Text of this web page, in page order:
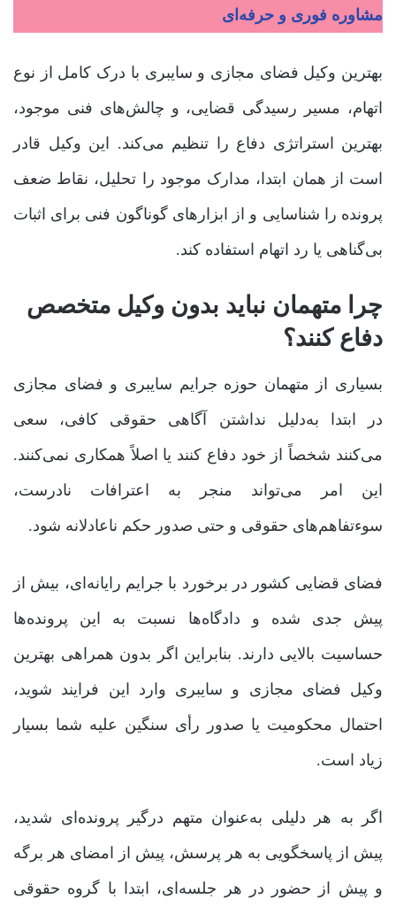
مشاوره فوری و حرفه‌ای
بهترین وکیل فضای مجازی و سایبری با درک کامل از نوع
اتهام، مسیر رسیدگی قضایی، و چالش‌های فنی موجود،
بهترین استراتژی دفاع را تنظیم می‌کند. این وکیل قادر
است از همان ابتدا، مدارک موجود را تحلیل، نقاط ضعف
پرونده را شناسایی و از ابزارهای گوناگون فنی برای اثبات
بی‌گناهی یا رد اتهام استفاده کند.
چرا متهمان نباید بدون وکیل متخصص
دفاع کنند؟
بسیاری از متهمان حوزه جرایم سایبری و فضای مجازی
در ابتدا به‌دلیل نداشتن آگاهی حقوقی کافی، سعی
می‌کنند شخصاً از خود دفاع کنند یا اصلاً همکاری نمی‌کنند.
این امر می‌تواند منجر به اعترافات نادرست،
سوءتفاهم‌های حقوقی و حتی صدور حکم ناعادلانه شود.
فضای قضایی کشور در برخورد با جرایم رایانه‌ای، بیش از
پیش جدی شده و دادگاه‌ها نسبت به این پرونده‌ها
حساسیت بالایی دارند. بنابراین اگر بدون همراهی بهترین
وکیل فضای مجازی و سایبری وارد این فرایند شوید،
احتمال محکومیت یا صدور رأی سنگین علیه شما بسیار
زیاد است.
اگر به هر دلیلی به‌عنوان متهم درگیر پرونده‌ای شدید،
پیش از پاسخگویی به هر پرسش، پیش از امضای هر برگه
و پیش از حضور در هر جلسه‌ای، ابتدا با گروه حقوقی